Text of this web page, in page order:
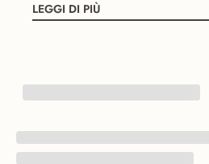
LEGGI DI PIÙ